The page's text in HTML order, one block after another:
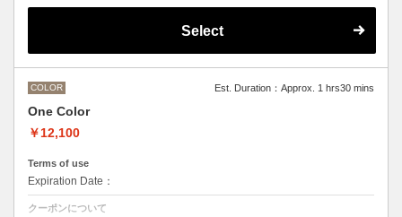
トリートメントは髪質の合わせてご提案させていただいておりますの
●髪の長さにより別途ロング料金を頂戴いたします。
●ハイライト、ブリーチ、ポイントカラーなどデザインカラーをご希望
の場合、別メニューを追加でお選びください。
Select
COLOR Est. Duration：Approx. 1 hrs30 mins
One Color
￥12,100
Terms of use
Expiration Date：
クーポンについて